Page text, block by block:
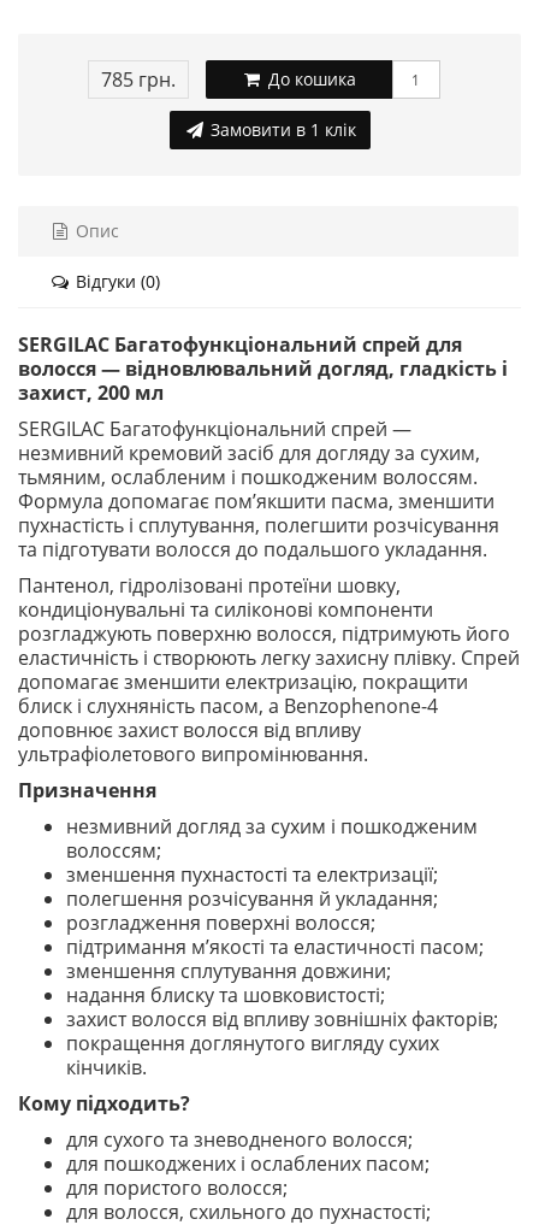
785 грн. До кошика
Замовити в 1 клік
Опис
Відгуки (0)
SERGILAC Багатофункціональний спрей для
волосся — відновлювальний догляд, гладкість і
захист, 200 мл
SERGILAC Багатофункціональний спрей —
незмивний кремовий засіб для догляду за сухим,
тьмяним, ослабленим і пошкодженим волоссям.
Формула допомагає пом’якшити пасма, зменшити
пухнастість і сплутування, полегшити розчісування
та підготувати волосся до подальшого укладання.
Пантенол, гідролізовані протеїни шовку,
кондиціонувальні та силіконові компоненти
розгладжують поверхню волосся, підтримують його
еластичність і створюють легку захисну плівку. Спрей
допомагає зменшити електризацію, покращити
блиск і слухняність пасом, а Benzophenone-4
доповнює захист волосся від впливу
ультрафіолетового випромінювання.
Призначення
незмивний догляд за сухим і пошкодженим
волоссям;
зменшення пухнастості та електризації;
полегшення розчісування й укладання;
розгладження поверхні волосся;
підтримання м’якості та еластичності пасом;
зменшення сплутування довжини;
надання блиску та шовковистості;
захист волосся від впливу зовнішніх факторів;
покращення доглянутого вигляду сухих
кінчиків.
Кому підходить?
для сухого та зневодненого волосся;
для пошкоджених і ослаблених пасом;
для пористого волосся;
для волосся, схильного до пухнастості;